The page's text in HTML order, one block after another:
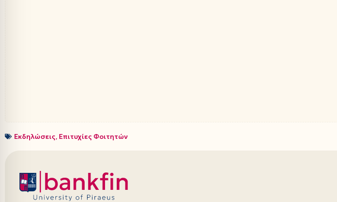
Εκδηλώσεις, Επιτυχίες Φοιτητών